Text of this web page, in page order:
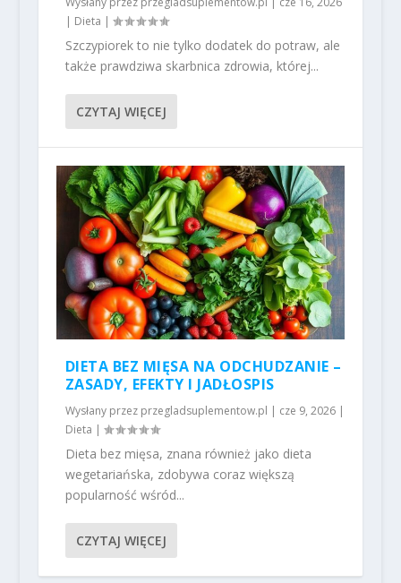
| Dieta |
Szczypiorek to nie tylko dodatek do potraw, ale
także prawdziwa skarbnica zdrowia, której...
CZYTAJ WIĘCEJ
DIETA BEZ MIĘSA NA ODCHUDZANIE –
ZASADY, EFEKTY I JADŁOSPIS
Wysłany przez przegladsuplementow.pl | cze 9, 2026|
Dieta |
Dieta bez mięsa, znana również jako dieta
wegetariańska, zdobywa coraz większą
popularność wśród...
CZYTAJ WIĘCEJ